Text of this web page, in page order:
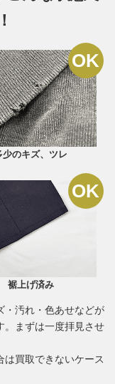
少のキズ、ツレ
裾上げ済み
・汚れ・色あせなどが
。まずは一度拝見させ
は買取できないケース